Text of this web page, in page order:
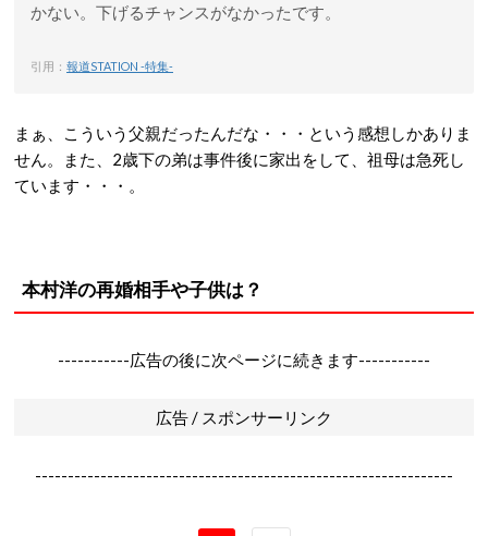
かない。下げるチャンスがなかったです。
引用： 報道STATION -特集-
まぁ、こういう父親だったんだな・・・という感想しかありま
せん。また、2歳下の弟は事件後に家出をして、祖母は急死し
ています・・・。
本村洋の再婚相手や子供は？
-----------広告の後に次ページに続きます-----------
広告 / スポンサーリンク
----------------------------------------------------------------